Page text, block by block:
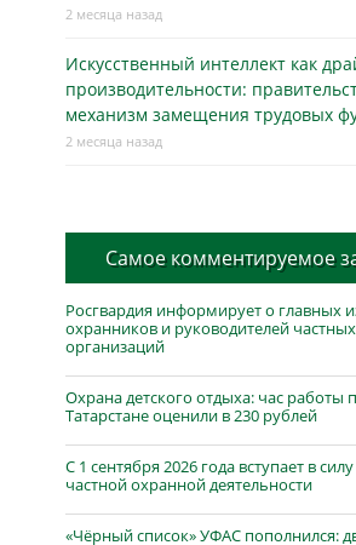
2 месяца назад
Искусственный интеллект как
производительности:
механизм замещения трудовых
2 месяца назад
Самое комментируемое
Росгвардия информирует о главных
охранников и руководителей
организаций
Охрана детского отдыха: час работы
Татарстане оценили в 230 рублей
С 1 сентября 2026 года вступает в
частной охранной деятельности
«Чёрный список» УФАС пополнился: